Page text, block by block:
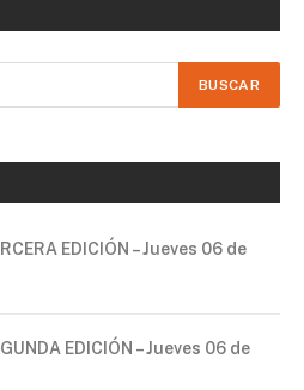
EDICIÓN – Jueves 06 de
EDICIÓN – Jueves 06 de